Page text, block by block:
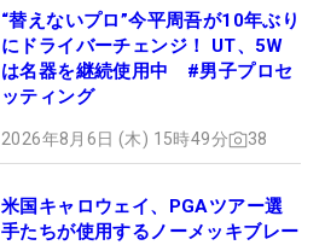
“替えないプロ”今平周吾が10年ぶり
にドライバーチェンジ！ UT、5W
は名器を継続使用中 #男子プロセ
ッティング
2026年8月6日 (木) 15時49分 38
米国キャロウェイ、PGAツアー選
手たちが使用するノーメッキブレー